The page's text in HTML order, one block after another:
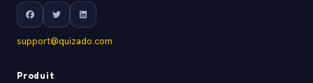
support@quizado.com
Produit